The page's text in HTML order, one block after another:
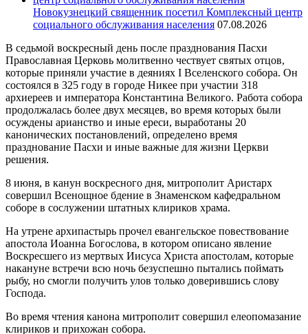
Новокузнецкий священник посетил Комплексный центр
социального обслуживания населения 07.08.2026
В седьмой воскресный день после празднования Пасхи
Православная Церковь молитвенно чествует святых отцов,
которые приняли участие в деяниях I Вселенского собора. Он
состоялся в 325 году в городе Никее при участии 318
архиереев и императора Константина Великого. Работа собора
продолжалась более двух месяцев, во время которых были
осуждены арианство и иные ереси, выработаны 20
канонических постановлений, определено время
празднование Пасхи и иные важные для жизни Церкви
решения.
8 июня, в канун воскресного дня, митрополит Аристарх
совершил Всенощное бдение в Знаменском кафедральном
соборе в сослужении штатных клириков храма.
На утрене архипастырь прочел евангельское повествование
апостола Иоанна Богослова, в котором описано явление
Воскресшего из мертвых Иисуса Христа апостолам, которые
накануне встречи всю ночь безуспешно пытались поймать
рыбу, но смогли получить улов только доверившись слову
Господа.
Во время чтения канона митрополит совершил елеопомазание
клириков и прихожан собора.